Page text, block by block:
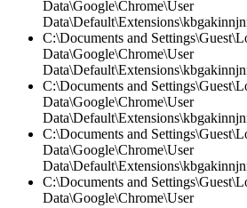
Data\Google\Chrome\User
C:\Documents and
Data\Google\Chrome\User
C:\Documents and
Data\Google\Chrome\User
C:\Documents and
Data\Google\Chrome\User
C:\Documents and
Data\Google\Chrome\User